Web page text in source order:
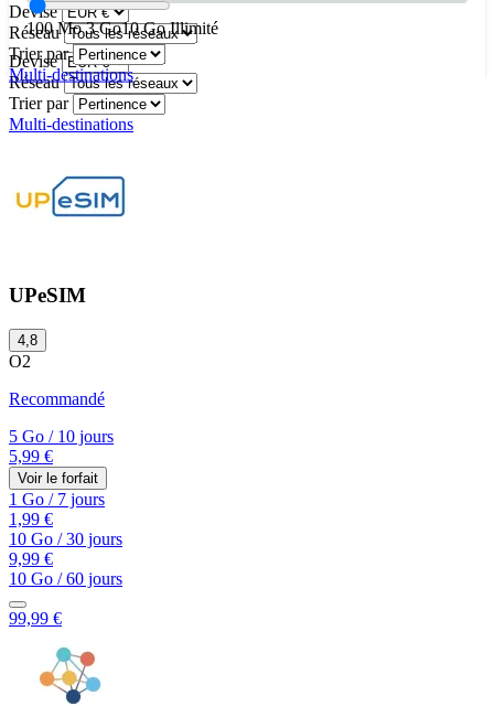
Devise
Réseau
Trier par
Multi-destinations
100 Mo 3 Go10 Go Illimité
Devise
Réseau
Trier par
Multi-destinations
UPeSIM
4,8
O2
Recommandé
5 Go /10 jours
5,99 €
Voir le forfait
1 Go /7 jours
1,99 €
10 Go /30 jours
9,99 €
10 Go /60 jours
99,99 €